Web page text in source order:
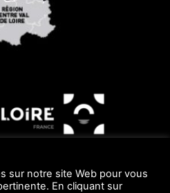
sur notre site Web pour vous
En cliquant sur